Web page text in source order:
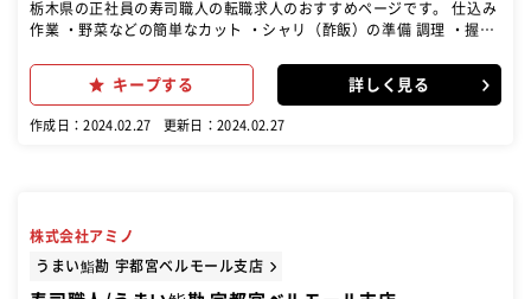
栃木県の正社員の寿司職人の転職求人のおすすめページです。 仕込み
作業 ・野菜などの簡単なカット ・シャリ（酢飯）の準備 調理 ・握り
焼きや茶碗蒸しなどの一品料理の調理 盛り付け ・お刺身の盛り合わせ
やサラダなどの盛り付け 注文受け・ご提供 ※カウンターでお客様から
直接注文を伺うこともあります。 清掃と整理 ・洗い場業務 ・調理器
度があるので、全くの未経験の方でも一人前の寿司職人に育て上げる
制度が整っています！安心して飛び込んできてくださいね
キープする 詳しく見る
作成日：2024.02.27 更新日：2024.02.27
株式会社アミノ
うまい鮨勘 宇都宮ベルモール支店